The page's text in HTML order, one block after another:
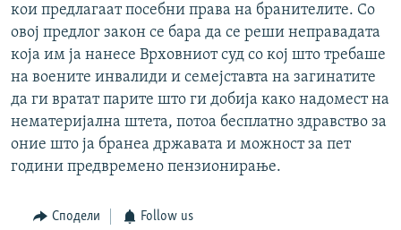
кои предлагаат посебни права на бранителите. Со
овој предлог закон се бара да се реши неправадата
која им ја нанесе Врховниот суд со кој што требаше
на воените инвалиди и семејставта на загинатите
да ги вратат парите што ги добија како надомест на
нематеријална штета, потоа бесплатно здравство за
оние што ја бранеа државата и можност за пет
години предвремено пензионирање.
Сподели Follow us